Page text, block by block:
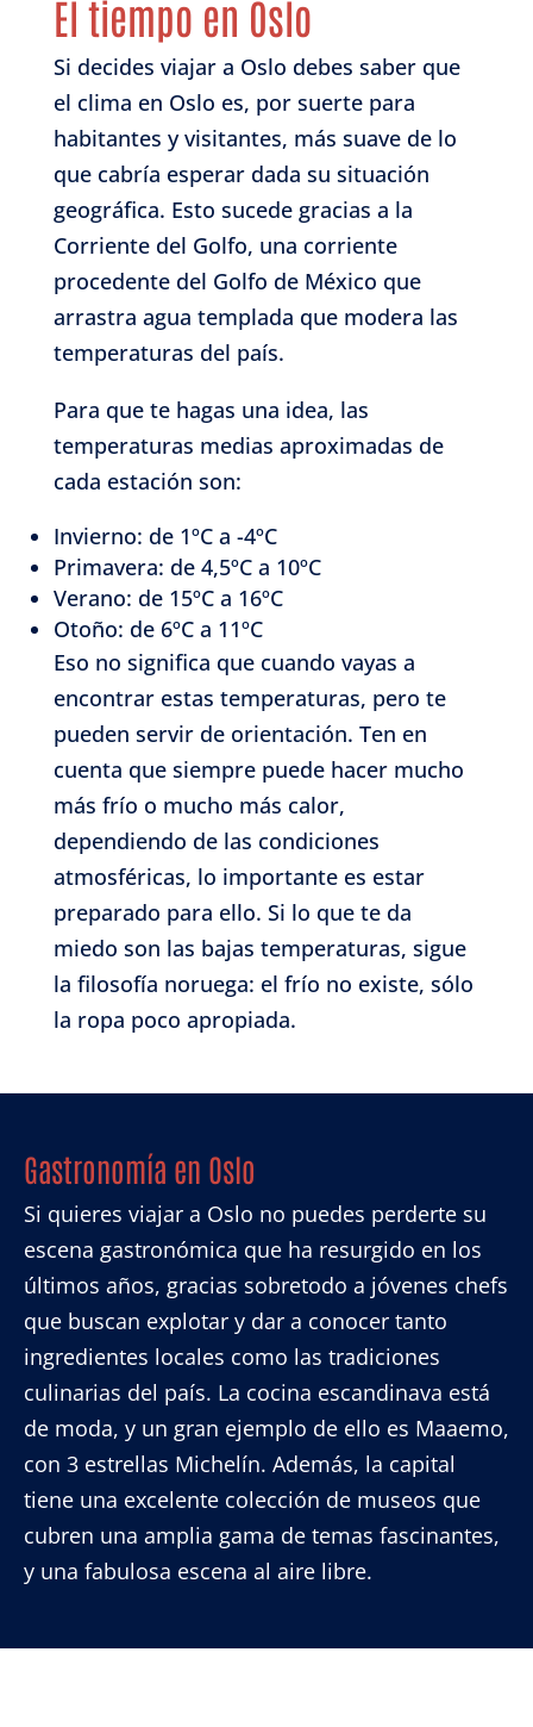
El tiempo en Oslo
Si decides viajar a Oslo debes saber que
el clima en Oslo es, por suerte para
habitantes y visitantes, más suave de lo
que cabría esperar dada su situación
geográfica. Esto sucede gracias a la
Corriente del Golfo, una corriente
procedente del Golfo de México que
arrastra agua templada que modera las
temperaturas del país.
Para que te hagas una idea, las
temperaturas medias aproximadas de
cada estación son:
Invierno: de 1ºC a -4ºC
Primavera: de 4,5ºC a 10ºC
Verano: de 15ºC a 16ºC
Otoño: de 6ºC a 11ºC
Eso no significa que cuando vayas a
encontrar estas temperaturas, pero te
pueden servir de orientación. Ten en
cuenta que siempre puede hacer mucho
más frío o mucho más calor,
dependiendo de las condiciones
atmosféricas, lo importante es estar
preparado para ello. Si lo que te da
miedo son las bajas temperaturas, sigue
la filosofía noruega: el frío no existe, sólo
la ropa poco apropiada.
Gastronomía en Oslo
Si quieres viajar a Oslo no puedes perderte su
escena gastronómica que ha resurgido en los
últimos años, gracias sobretodo a jóvenes chefs
que buscan explotar y dar a conocer tanto
ingredientes locales como las tradiciones
culinarias del país. La cocina escandinava está
de moda, y un gran ejemplo de ello es Maaemo,
con 3 estrellas Michelín. Además, la capital
tiene una excelente colección de museos que
cubren una amplia gama de temas fascinantes,
y una fabulosa escena al aire libre.